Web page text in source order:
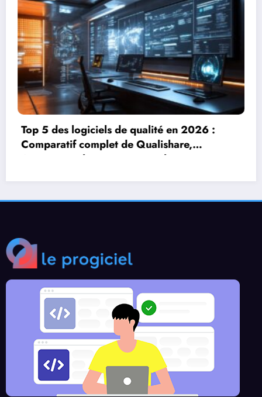
De l’idée au prototype : maîtriser la
simulation de circuit électronique en ligne
dans votre workflow de conception (outils et